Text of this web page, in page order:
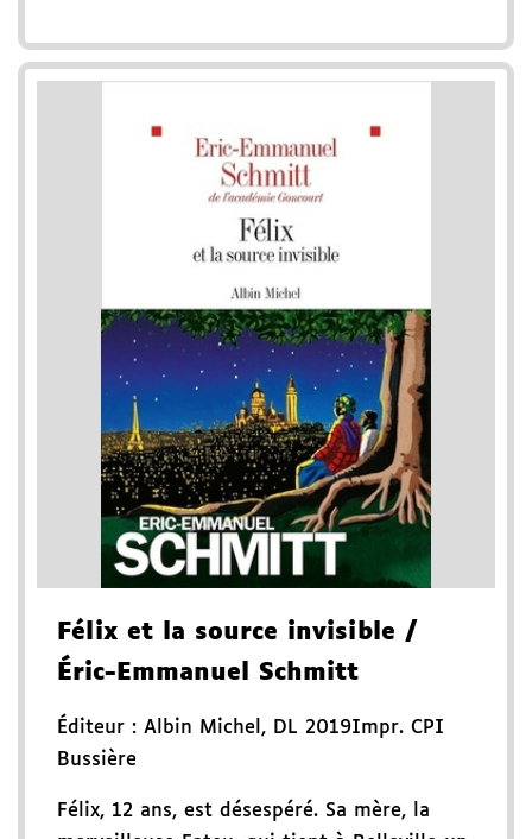
Félix et la source invisible /
Éric-Emmanuel Schmitt
Éditeur : Albin Michel , DL 2019Impr. CPI
Bussière
Félix, 12 ans, est désespéré. Sa mère, la